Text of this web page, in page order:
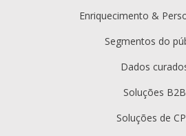
Enriquecimento &
Segmentos do
Dados
Soluções B2B
Soluções de